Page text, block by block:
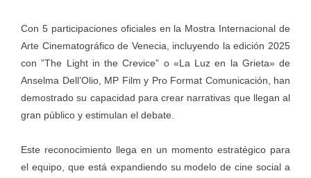
Con 5 participaciones oficiales en la Mostra Internacional de
Arte Cinematográfico de Venecia, incluyendo la edición 2025
con ”The Light in the Crevice” o «La Luz en la Grieta» de
Anselma Dell’Olio, MP Film y Pro Format Comunicación, han
demostrado su capacidad para crear narrativas que llegan al
gran público y estimulan el debate.
Este reconocimiento llega en un momento estratégico para
el equipo, que está expandiendo su modelo de cine social a